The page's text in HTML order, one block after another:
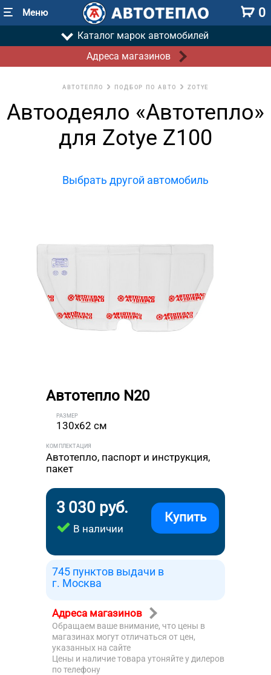
Меню 0
Каталог марок автомобилей
Адреса магазинов
АВТОТЕПЛО ПОДБОР ПО АВТО ZOTYE
Автоодеяло «Автотепло»
для Zotye Z100
Выбрать другой автомобиль
Автотепло N20
РАЗМЕР
130x62 см
КОМПЛЕКТАЦИЯ
Автотепло, паспорт и инструкция,
пакет
3 030 руб.
В наличии
Купить
745 пунктов выдачи в
г. Москва
Адреса магазинов
Обращаем ваше внимание, что цены в
магазинах могут отличаться от цен,
указанных на сайте
Цены и наличие товара утоняйте у дилеров
по телефону